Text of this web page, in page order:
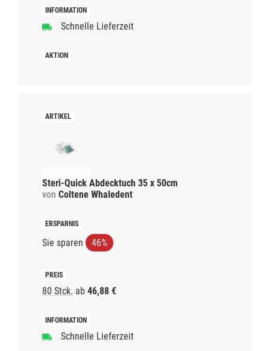
Schnelle Lieferzeit
Steri-Quick Abdecktuch 35 x 50cm
von Coltene Whaledent
Sie sparen 46%
80 Stck. ab 46,88 €
Schnelle Lieferzeit